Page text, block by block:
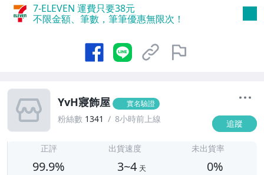
8免運費】
7-ELEVEN 運費只要38元
不限金額、筆數，筆筆優惠無限次！
YvH寢飾屋 實名驗證
粉絲數 1341 8小時前上線 追蹤
正評
99.9%
出貨速度
3~4 天
未出貨率
0%